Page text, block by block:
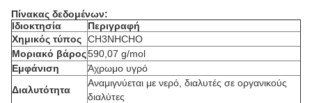
Πίνακας δεδομένων:
Ιδιοκτησία
Περιγραφή
Χημικός τύπος CH3NHCHO
Μοριακό βάρος590,07 g/mol
Εμφάνιση
Άχρωμο υγρό
Διαλυτότητα
Αναμιγνύεται με νερό, διαλυτές σε οργανικούς
διαλύτες